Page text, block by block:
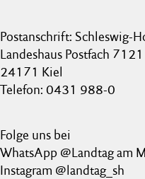
Postanschrift: Schleswig-
Landeshaus Postfach 7121
24171 Kiel
Telefon: 0431 988-0
Folge uns bei
WhatsApp @Landtag am
Instagram @landtag_sh